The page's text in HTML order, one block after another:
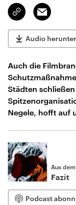
Link
kopieren/teilen
Email
Audio
Auch die
Städten
Negele, hofft auf
Aus
Fazit
Podcast